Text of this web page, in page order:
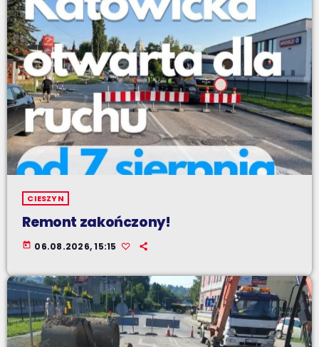
CIESZYN
Remont zakończony!
today 06.08.2026, 15:15